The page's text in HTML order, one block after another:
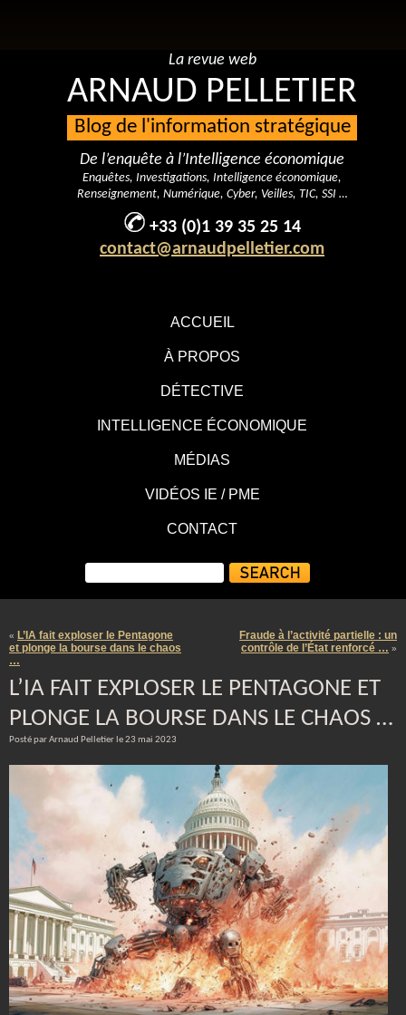
ACCUEIL
À PROPOS
DÉTECTIVE
INTELLIGENCE ÉCONOMIQUE
MÉDIAS
VIDÉOS IE / PME
CONTACT
La revue web
ARNAUD PELLETIER
Blog de l'information stratégique
De l’enquête à l’Intelligence économique
Enquêtes, Investigations, Intelligence économique,
Renseignement, Numérique, Cyber, Veilles, TIC, SSI …
+33 (0)1 39 35 25 14
contact@arnaudpelletier.com
« L’IA fait exploser le Pentagone
et plonge la bourse dans le chaos
…
Fraude à l’activité partielle : un
contrôle de l’État renforcé … »
L’IA FAIT EXPLOSER LE PENTAGONE ET
PLONGE LA BOURSE DANS LE CHAOS …
Posté par Arnaud Pelletier le 23 mai 2023